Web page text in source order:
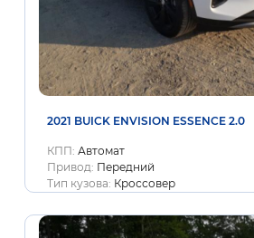
2021 BUICK ENVISION ESSENCE 2.0
КПП: Автомат
Привод: Передний
Тип кузова: Кроссовер